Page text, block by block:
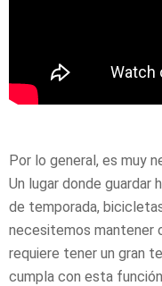
Por lo general, es muy
Un lugar donde guardar
de temporada,
necesitemos mantener
requiere tener un gran
cumpla con esta